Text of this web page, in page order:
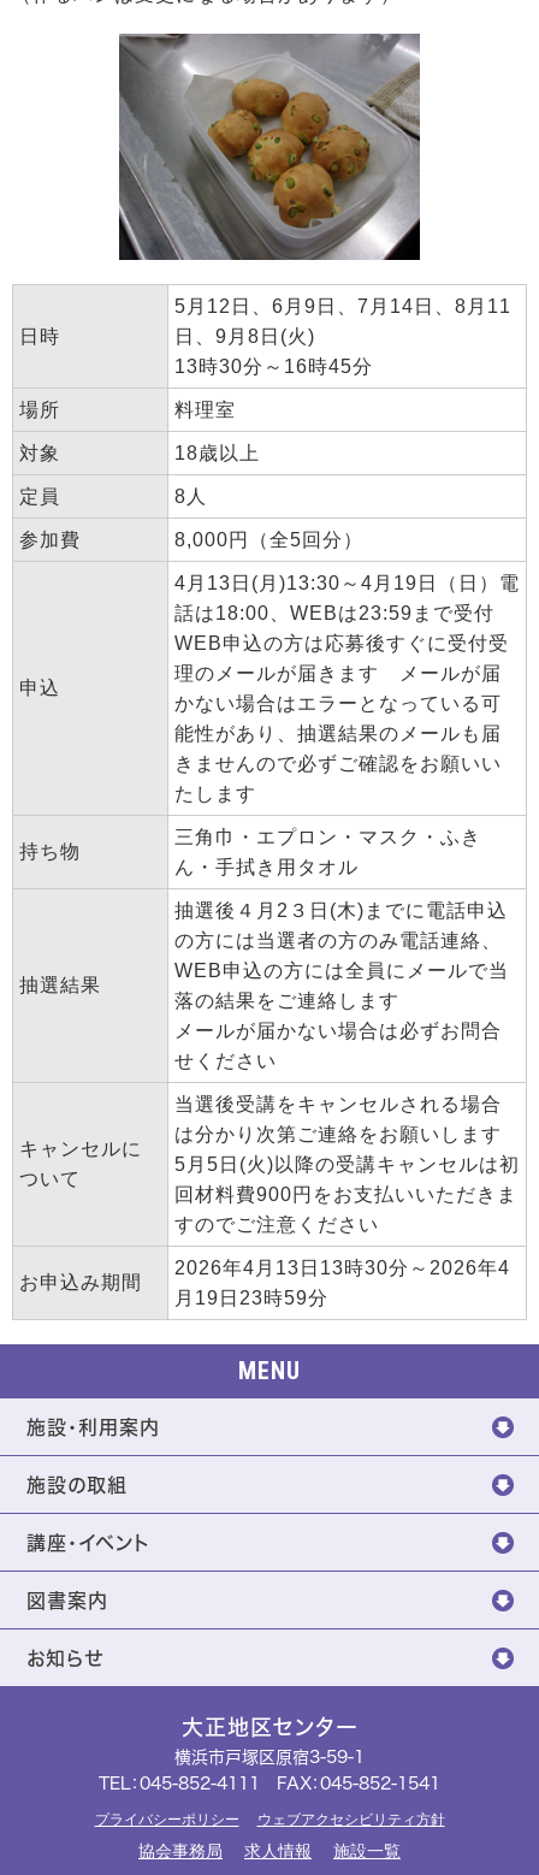
日時
5月12日、6月9日、7月14日、8月11
日、9月8日(火)
13時30分～16時45分
場所 料理室
対象 18歳以上
定員 8人
参加費 8,000円（全5回分）
申込
4月13日(月)13:30～4月19日（日）電
話は18:00、WEBは23:59まで受付
WEB申込の方は応募後すぐに受付受
理のメールが届きます メールが届
かない場合はエラーとなっている可
能性があり、抽選結果のメールも届
きませんので必ずご確認をお願いい
たします
持ち物
三角巾・エプロン・マスク・ふき
ん・手拭き用タオル
抽選結果
抽選後４月2３日(木)までに電話申込
の方には当選者の方のみ電話連絡、
WEB申込の方には全員にメールで当
落の結果をご連絡します
メールが届かない場合は必ずお問合
せください
キャンセルに
ついて
当選後受講をキャンセルされる場合
は分かり次第ご連絡をお願いします
5月5日(火)以降の受講キャンセルは初
回材料費900円をお支払いいただきま
すのでご注意ください
お申込み期間
2026年4月13日13時30分～2026年4
月19日23時59分
MENU
施設・利用案内
施設の取組
講座・イベント
図書案内
お知らせ
大正地区センター
横浜市戸塚区原宿3-59-1
TEL： 045-852-4111 FAX：045-852-1541
プライバシーポリシー ウェブアクセシビリティ方針
協会事務局 求人情報 施設一覧